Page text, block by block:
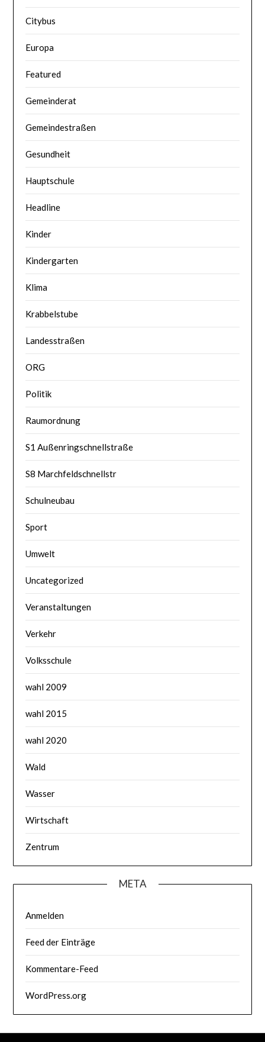
Citybus
Europa
Featured
Gemeinderat
Gemeindestraßen
Gesundheit
Hauptschule
Headline
Kinder
Kindergarten
Klima
Krabbelstube
Landesstraßen
ORG
Politik
Raumordnung
S1 Außenringschnellstraße
S8 Marchfeldschnellstr
Schulneubau
Sport
Umwelt
Uncategorized
Veranstaltungen
Verkehr
Volksschule
wahl 2009
wahl 2015
wahl 2020
Wald
Wasser
Wirtschaft
Zentrum
META
Anmelden
Feed der Einträge
Kommentare-Feed
WordPress.org